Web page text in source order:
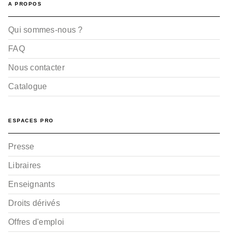
A PROPOS
Qui sommes-nous ?
FAQ
Nous contacter
Catalogue
ESPACES PRO
Presse
Libraires
Enseignants
Droits dérivés
Offres d'emploi